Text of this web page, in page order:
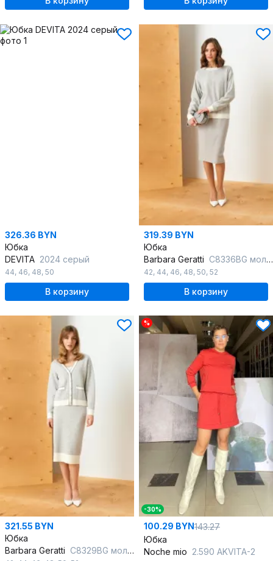
326.36 BYN
Юбка
DEVITA 2024 серый
44, 46, 48, 50
В корзину
319.39 BYN
Юбка
Barbara Geratti С8336BG молочный/серый
42, 44, 46, 48, 50, 52
В корзину
321.55 BYN
Юбка
Barbara Geratti С8329BG молочный/серый
%
-30%
100.29 BYN143.27
Юбка
Noche mio 2.590 AKVITA-2